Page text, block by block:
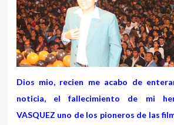
Dios mio, recien me acabo de
noticia, el fallecimiento de mi
VASQUEZ uno de los pioneros de las